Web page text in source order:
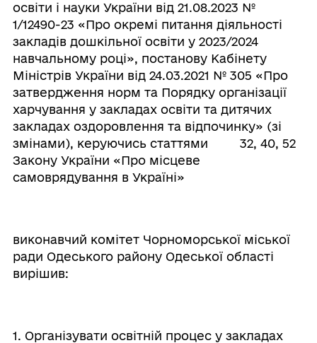
освіти і науки України від 21.08.2023 №
1/12490-23 «Про окремі питання діяльності
закладів дошкільної освіти у 2023/2024
навчальному році», постанову Кабінету
Міністрів України від 24.03.2021 № 305 «Про
затвердження норм та Порядку організації
харчування у закладах освіти та дитячих
закладах оздоровлення та відпочинку» (зі
змінами), керуючись статтями 32, 40, 52
Закону України «Про місцеве
самоврядування в Україні»
виконавчий комітет Чорноморської міської
ради Одеського району Одеської області
вирішив:
1. Організувати освітній процес у закладах